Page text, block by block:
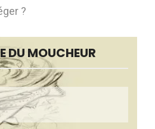
?
DU MOUCHEUR